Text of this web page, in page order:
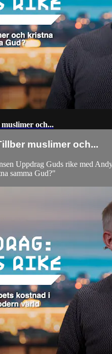
och...
muslimer och...
Uppdrag Guds rike med
samma Gud?"